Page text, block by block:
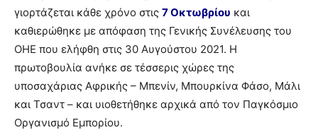
βαμβάκι.
Όλα
γιορτάζεται κάθε χρόνο στις 7 Οκτωβρίου και
καθιερώθηκε με απόφαση της Γενικής Συνέλευσης του
ΟΗΕ που ελήφθη στις 30 Αυγούστου 2021. Η
πρωτοβουλία ανήκε σε τέσσερις χώρες της
υποσαχάριας Αφρικής – Μπενίν, Μπουρκίνα Φάσο, Μάλι
και Τσαντ – και υιοθετήθηκε αρχικά από τον Παγκόσμιο
Οργανισμό Εμπορίου.